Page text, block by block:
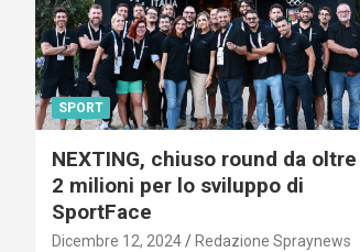
SPORT
NEXTING, chiuso round da oltre
2 milioni per lo sviluppo di
SportFace
Dicembre 12, 2024 Redazione Spraynews